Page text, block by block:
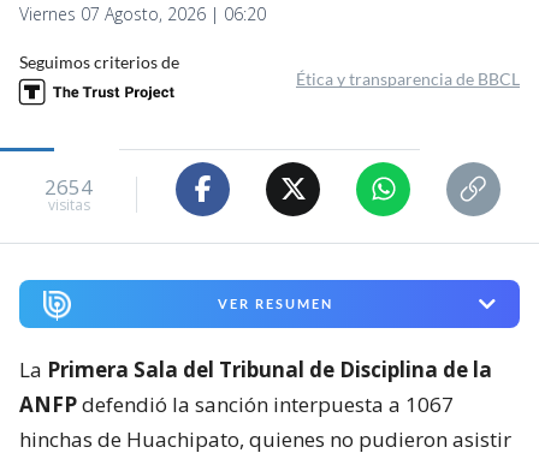
Viernes 07 Agosto, 2026 | 06:20
Seguimos criterios de
Ética y transparencia de BBCL
2654
visitas
VER RESUMEN
La Primera Sala del Tribunal de Disciplina de la
ANFPdefendió la sanción interpuesta a 1067
hinchas de Huachipato, quienes no pudieron asistir